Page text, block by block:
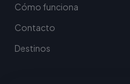
Cómo funciona
Contacto
Destinos